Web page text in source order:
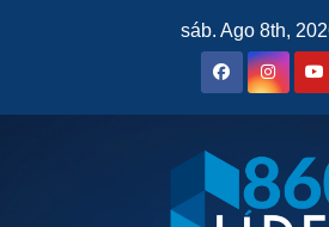
sáb. Ago 8th,